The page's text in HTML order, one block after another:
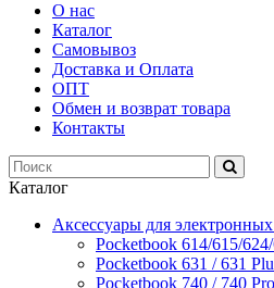
О нас
Каталог
Самовывоз
Доставка и Оплата
ОПТ
Обмен и возврат товара
Контакты
Каталог
Аксессуары для
Pocketbook 614/615/
Pocketbook 631 / 631
Pocketbook 740 / 740